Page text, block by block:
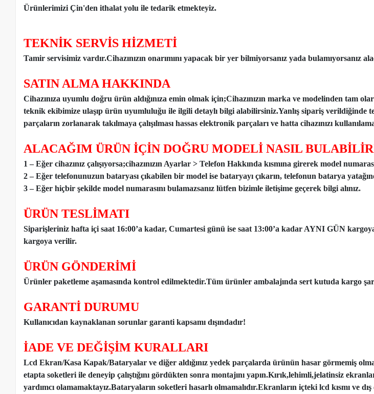
Ürünlerimizi Çin'den ithalat yolu ile tedarik etmekteyiz.
TEKNİK SERVİS HİZMETİ
Tamir servisimiz vardır.Cihazınızın onarımını yapacak bir yer bilmiyorsanız yada bulamıyorsanız
SATIN ALMA HAKKINDA
Cihazınıza uyumlu doğru ürün aldığınıza emin olmak için;Cihazınızın marka ve modelinden tam
teknik ekibimize ulaşıp ürün uyumluluğu ile ilgili detaylı bilgi alabilirsiniz.Yanlış sipariş verildiğinde
parçaların zorlanarak takılmaya çalışılması hassas elektronik parçaları ve hatta cihazınızı
ALACAĞIM ÜRÜN İÇİN DOĞRU MODELİ NASIL
1 – Eğer cihazınız çalışıyorsa;cihazınızın Ayarlar > Telefon Hakkında kısmına girerek model
2 – Eğer telefonunuzun bataryası çıkabilen bir model ise bataryayı çıkarın, telefonun batarya
3 – Eğer hiçbir şekilde model numarasını bulamazsanız lütfen bizimle iletişime geçerek bilgi alınız.
ÜRÜN TESLİMATI
Siparişleriniz hafta içi saat 16:00’a kadar, Cumartesi günü ise saat 13:00’a kadar AYNI GÜN
kargoya verilir.
ÜRÜN GÖNDERİMİ
Ürünler paketleme aşamasında kontrol edilmektedir.Tüm ürünler ambalajında sert kutuda kargo
GARANTİ DURUMU
Kullanıcıdan kaynaklanan sorunlar garanti kapsamı dışındadır!
İADE VE DEĞİŞİM KURALLARI
Lcd Ekran/Kasa Kapak/Bataryalar ve diğer aldığınız yedek parçalarda ürünün hasar görmemiş
etapta soketleri ile deneyip çalıştığını gördükten sonra montajını yapın.Kırık,lehimli,jelatinsiz
yardımcı olamamaktayız.Bataryaların soketleri hasarlı olmamalıdır.Ekranların içteki lcd kısmı